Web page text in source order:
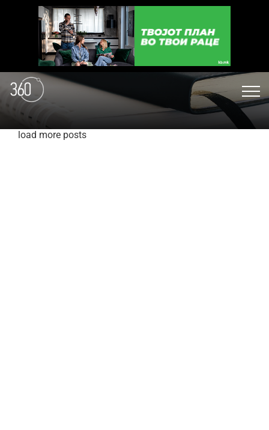
load more posts